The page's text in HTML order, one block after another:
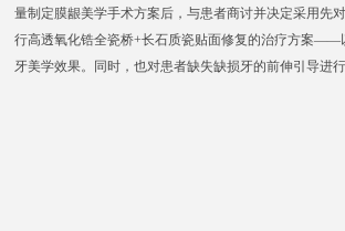
量制定膜龈美学手术方案后，与患者商讨并决定采用先
行高透氧化锆全瓷桥+长石质瓷贴面修复的治疗方案——
牙美学效果。同时，也对患者缺失缺损牙的前伸引导进行